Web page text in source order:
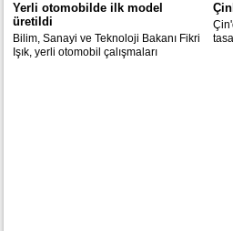
Yerli otomobilde ilk model
üretildi
Bilim, Sanayi ve Teknoloji Bakanı Fikri
Işık, yerli otomobil çalışmaları